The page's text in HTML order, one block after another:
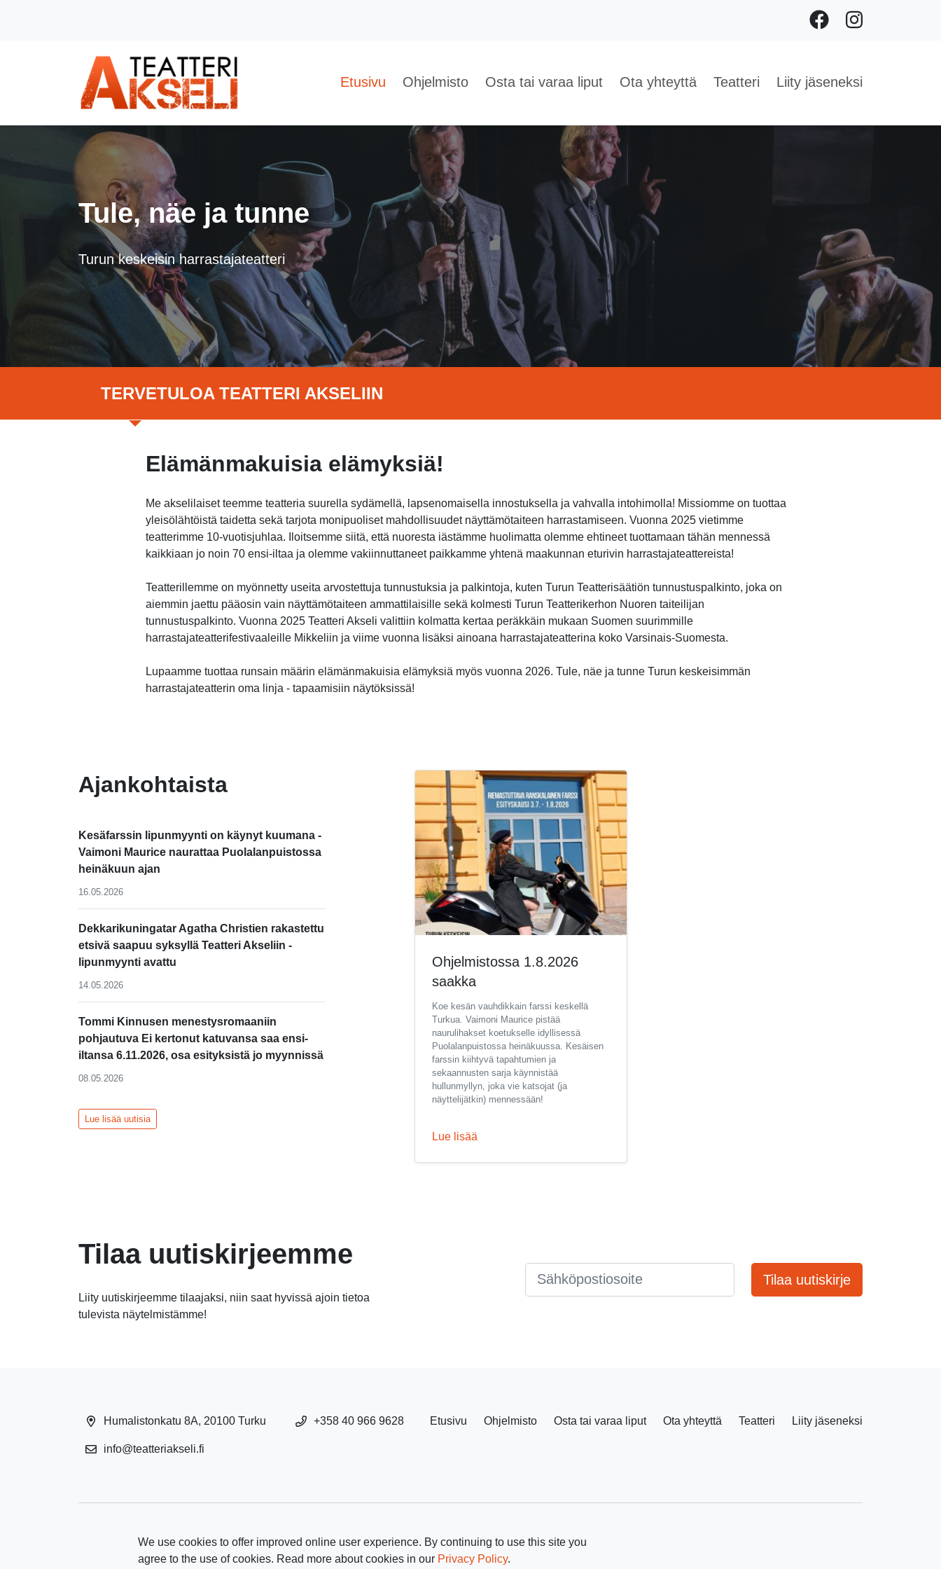
FacebookInstagram
Etusivu Ohjelmisto Osta tai varaa liput Ota yhteyttä Teatteri Liity jäseneksi
We use cookies to offer improved online user experience. By continuing to use this site you
agree to the use of cookies. Read more about cookies in our Privacy Policy.
Tule, näe ja tunne
Turun keskeisin harrastajateatteri
TERVETULOA TEATTERI AKSELIIN
Elämänmakuisia elämyksiä!
Me akselilaiset teemme teatteria suurella sydämellä, lapsenomaisella innostuksella ja vahvalla intohimolla! Missiomme on tuottaa
yleisölähtöistä taidetta sekä tarjota monipuoliset mahdollisuudet näyttämötaiteen harrastamiseen. Vuonna 2025 vietimme
teatterimme 10-vuotisjuhlaa. Iloitsemme siitä, että nuoresta iästämme huolimatta olemme ehtineet tuottamaan tähän mennessä
kaikkiaan jo noin 70 ensi-iltaa ja olemme vakiinnuttaneet paikkamme yhtenä maakunnan eturivin harrastajateattereista!
Teatterillemme on myönnetty useita arvostettuja tunnustuksia ja palkintoja, kuten Turun Teatterisäätiön tunnustuspalkinto, joka on
aiemmin jaettu pääosin vain näyttämötaiteen ammattilaisille sekä kolmesti Turun Teatterikerhon Nuoren taiteilijan
tunnustuspalkinto. Vuonna 2025 Teatteri Akseli valittiin kolmatta kertaa peräkkäin mukaan Suomen suurimmille
harrastajateatterifestivaaleille Mikkeliin ja viime vuonna lisäksi ainoana harrastajateatterina koko Varsinais-Suomesta.
Lupaamme tuottaa runsain määrin elämänmakuisia elämyksiä myös vuonna 2026. Tule, näe ja tunne Turun keskeisimmän
harrastajateatterin oma linja - tapaamisiin näytöksissä!
Ajankohtaista
Kesäfarssin lipunmyynti on käynyt kuumana -
Vaimoni Maurice naurattaa Puolalanpuistossa
heinäkuun ajan
16.05.2026
Dekkarikuningatar Agatha Christien rakastettu
etsivä saapuu syksyllä Teatteri Akseliin -
lipunmyynti avattu
14.05.2026
Tommi Kinnusen menestysromaaniin
pohjautuva Ei kertonut katuvansa saa ensi-
iltansa 6.11.2026, osa esityksistä jo myynnissä
08.05.2026
Lue lisää uutisia
Ohjelmistossa 1.8.2026
saakka
Koe kesän vauhdikkain farssi keskellä
Turkua. Vaimoni Maurice pistää
naurulihakset koetukselle idyllisessä
Puolalanpuistossa heinäkuussa. Kesäisen
farssin kiihtyvä tapahtumien ja
sekaannusten sarja käynnistää
hullunmyllyn, joka vie katsojat (ja
näyttelijätkin) mennessään!
Lue lisää
Tilaa uutiskirjeemme
Liity uutiskirjeemme tilaajaksi, niin saat hyvissä ajoin tietoa
tulevista näytelmistämme!
Tilaa uutiskirje
Humalistonkatu 8A, 20100 Turku +358 40 966 9628
info@teatteriakseli.fi
Etusivu Ohjelmisto Osta tai varaa liput Ota yhteyttä Teatteri Liity jäseneksi